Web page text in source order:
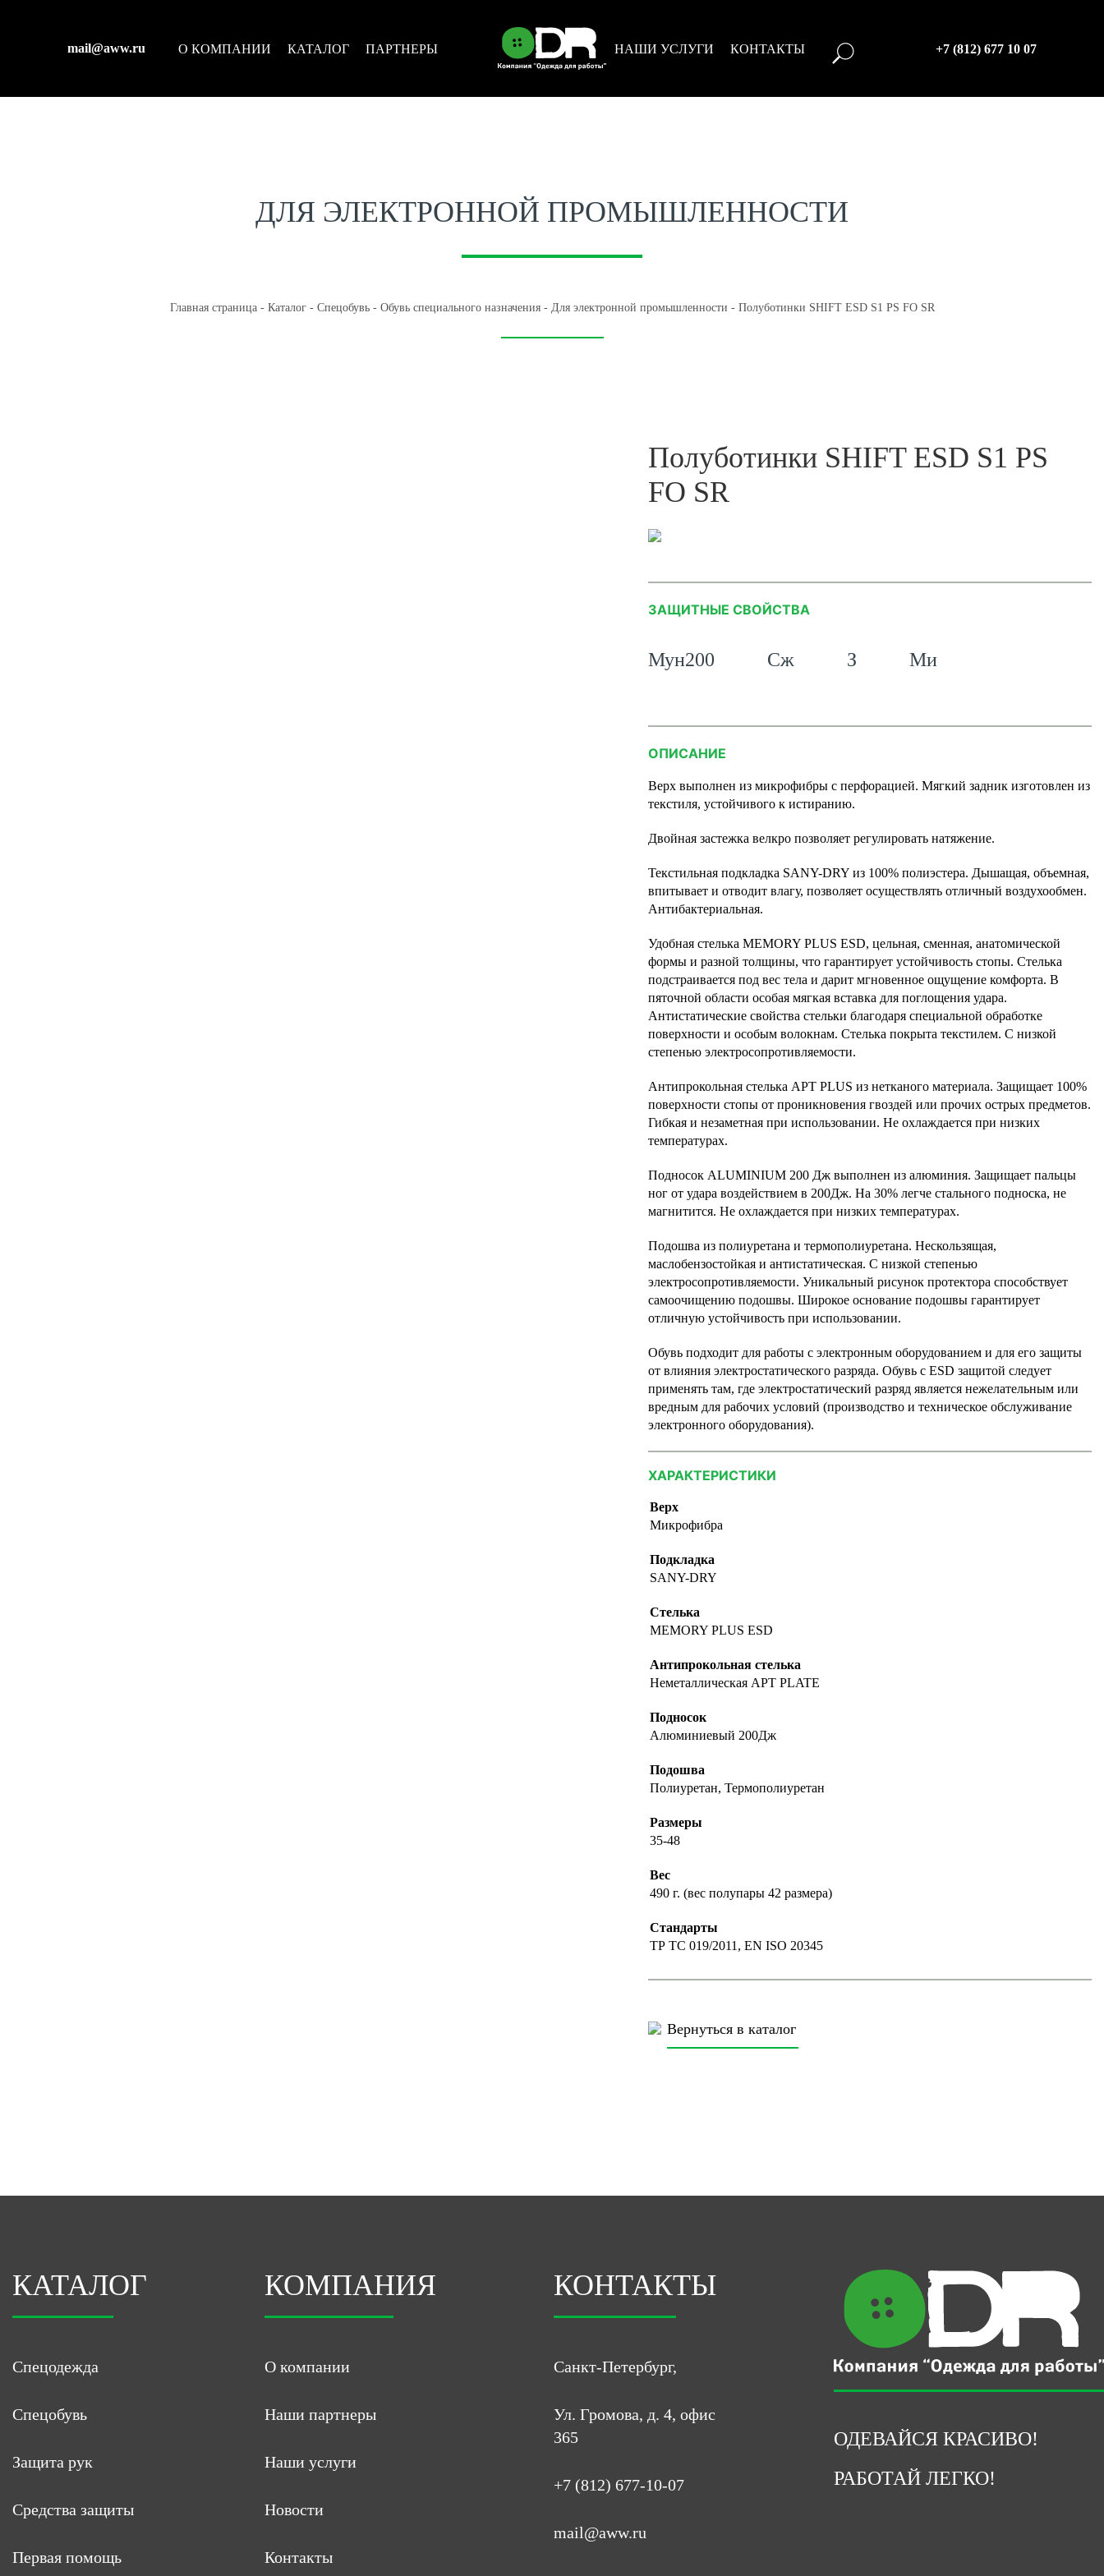
mail@aww.ru О КОМПАНИИ КАТАЛОГ ПАРТНЕРЫ НАШИ УСЛУГИ КОНТАКТЫ +7 (812) 677 10 07
ДЛЯ ЭЛЕКТРОННОЙ ПРОМЫШЛЕННОСТИ
Главная страница- Каталог- Спецобувь- Обувь специального назначения- Для электронной промышленности - Полуботинки SHIFT ESD S1 PS FO SR
Полуботинки SHIFT ESD S1 PS
FO SR
ЗАЩИТНЫЕ СВОЙСТВА
Мун200 Сж З Ми
ОПИСАНИЕ
Верх выполнен из микрофибры с перфорацией. Мягкий задник изготовлен из
текстиля, устойчивого к истиранию.
Двойная застежка велкро позволяет регулировать натяжение.
Текстильная подкладка SANY-DRY из 100% полиэстера. Дышащая, объемная,
впитывает и отводит влагу, позволяет осуществлять отличный воздухообмен.
Антибактериальная.
Удобная стелька MEMORY PLUS ESD, цельная, сменная, анатомической
формы и разной толщины, что гарантирует устойчивость стопы. Стелька
подстраивается под вес тела и дарит мгновенное ощущение комфорта. В
пяточной области особая мягкая вставка для поглощения удара.
Антистатические свойства стельки благодаря специальной обработке
поверхности и особым волокнам. Стелька покрыта текстилем. С низкой
степенью электросопротивляемости.
Антипрокольная стелька APT PLUS из нетканого материала. Защищает 100%
поверхности стопы от проникновения гвоздей или прочих острых предметов.
Гибкая и незаметная при использовании. Не охлаждается при низких
температурах.
Подносок ALUMINIUM 200 Дж выполнен из алюминия. Защищает пальцы
ног от удара воздействием в 200Дж. На 30% легче стального подноска, не
магнитится. Не охлаждается при низких температурах.
Подошва из полиуретана и термополиуретана. Нескользящая,
маслобензостойкая и антистатическая. С низкой степенью
электросопротивляемости. Уникальный рисунок протектора способствует
самоочищению подошвы. Широкое основание подошвы гарантирует
отличную устойчивость при использовании.
Обувь подходит для работы с электронным оборудованием и для его защиты
от влияния электростатического разряда. Обувь с ESD защитой следует
применять там, где электростатический разряд является нежелательным или
вредным для рабочих условий (производство и техническое обслуживание
электронного оборудования).
ХАРАКТЕРИСТИКИ
Верх
Микрофибра
Подкладка
SANY-DRY
Стелька
MEMORY PLUS ESD
Антипрокольная стелька
Неметаллическая APT PLATE
Подносок
Алюминиевый 200Дж
Подошва
Полиуретан, Термополиуретан
Размеры
35-48
Вес
490 г. (вес полупары 42 размера)
Стандарты
ТР ТС 019/2011, EN ISO 20345
Вернуться в каталог
КАТАЛОГ
Спецодежда
Спецобувь
Защита рук
Средства защиты
Первая помощь
КОМПАНИЯ
О компании
Наши партнеры
Наши услуги
Новости
Контакты
КОНТАКТЫ
Санкт-Петербург,
Ул. Громова, д. 4, офис
365
+7 (812) 677-10-07
mail@aww.ru
ОДЕВАЙСЯ КРАСИВО!
РАБОТАЙ ЛЕГКО!